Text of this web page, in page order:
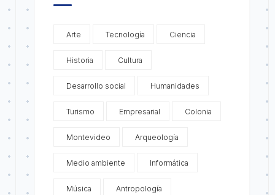
Arte Tecnología Ciencia
Historia Cultura
Desarrollo social Humanidades
Turismo Empresarial Colonia
Montevideo Arqueología
Medio ambiente Informática
Música Antropología